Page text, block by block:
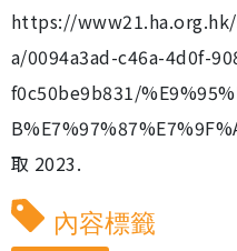
https://
a/0094a3ad-c46a-4d0f-
f0c50be9b831/
取 2023.
內容標籤